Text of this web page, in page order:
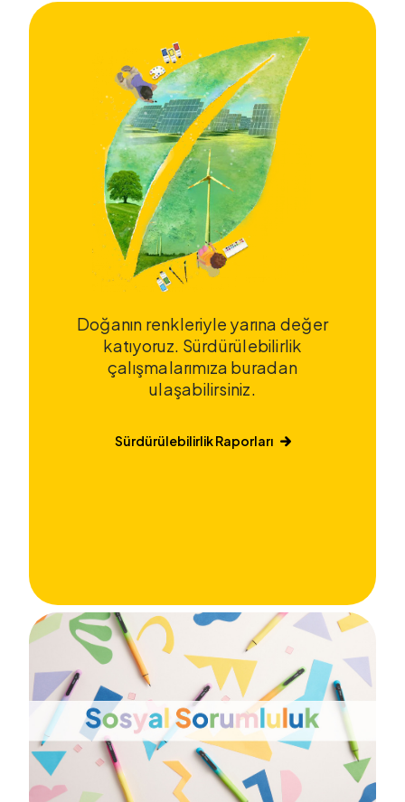
Doğanın renkleriyle yarına değer
katıyoruz. Sürdürülebilirlik
çalışmalarımıza buradan
ulaşabilirsiniz.
Sürdürülebilirlik Raporları